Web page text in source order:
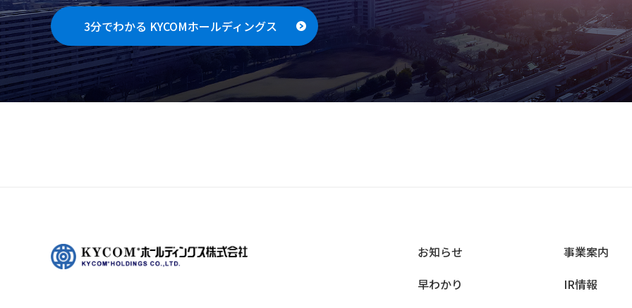
3分でわかる KYCOMホールディングス
お知らせ
早わかり
事業案内
IR情報